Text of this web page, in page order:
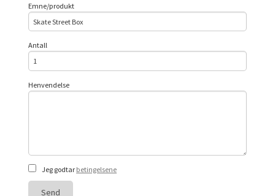
Emne/produkt
Antall
Henvendelse
Jeg godtar betingelsene
Send